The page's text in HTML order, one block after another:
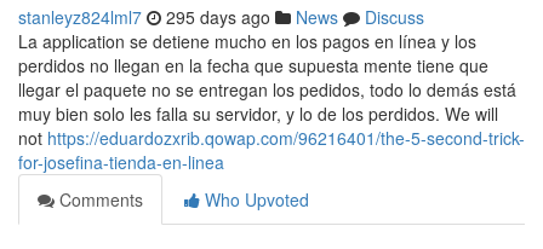
stanleyz824lml7 295 days ago News
Discuss
La application se detiene mucho en los pagos en línea y los
perdidos no llegan en la fecha que supuesta mente tiene que
llegar el paquete no se entregan los pedidos, todo lo demás está
muy bien solo les falla su servidor, y lo de los perdidos. We will
not https://eduardozxrib.qowap.com/96216401/the-5-second-trick-
for-josefina-tienda-en-linea
Comments
Who Upvoted